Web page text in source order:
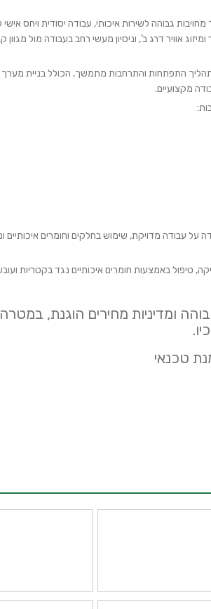
גבוהה לשירות איכותי, עבודה יסודית ויחס אישי
לצד תעודת קירור ומיזוג אוויר דרג ב’, וניסיון מעשי רחב בעבודה מול
התפתחות והתרחבות מתמשך, הכולל בניית
מקצועיים.
על עבודה מדויקת, שימוש בחלקים וחומרים איכותיים
טיפול באמצעות חומרים איכותיים נגד בקטריות
ומדיניות מחירים הוגנת, במטרה
טכנאי